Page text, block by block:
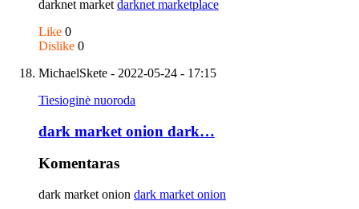
darknet market darknet marketplace
Like 0
Dislike 0
MichaelSkete - 2022-05-24 - 17:15
Tiesioginė nuoroda
dark market onion dark…
Komentaras
dark market onion dark market onion